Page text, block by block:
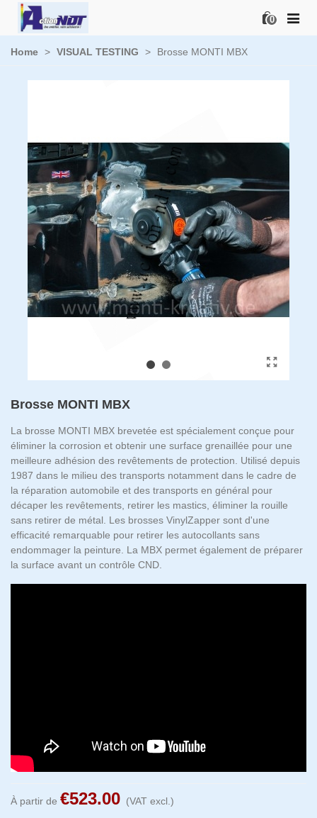
0
Home > VISUAL TESTING > Brosse MONTI MBX
Brosse MONTI MBX
La brosse MONTI MBX brevetée est spécialement conçue pour
éliminer la corrosion et obtenir une surface grenaillée pour une
meilleure adhésion des revêtements de protection. Utilisé depuis
1987 dans le milieu des transports notamment dans le cadre de
la réparation automobile et des transports en général pour
décaper les revêtements, retirer les mastics, éliminer la rouille
sans retirer de métal. Les brosses VinylZapper sont d'une
efficacité remarquable pour retirer les autocollants sans
endommager la peinture. La MBX permet également de préparer
la surface avant un contrôle CND.
À partir de €523.00 (VAT excl.)